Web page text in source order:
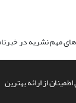
از ارائه بهترین
های مهم نشریه در